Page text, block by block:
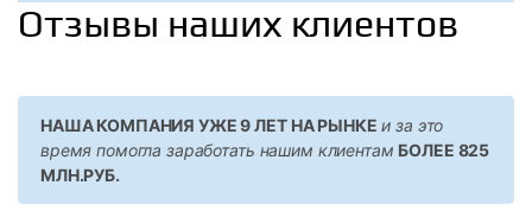
Отзывы наших клиентов
НАША КОМПАНИЯ УЖЕ 9 ЛЕТ НА РЫНКЕ и за это
время помогла заработать нашим клиентам БОЛЕЕ 825
МЛН.РУБ.